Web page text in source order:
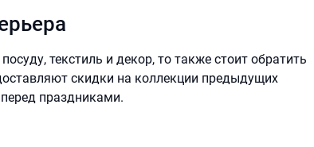
текстиль и декор, то также стоит обратить
скидки на коллекции предыдущих
праздниками.